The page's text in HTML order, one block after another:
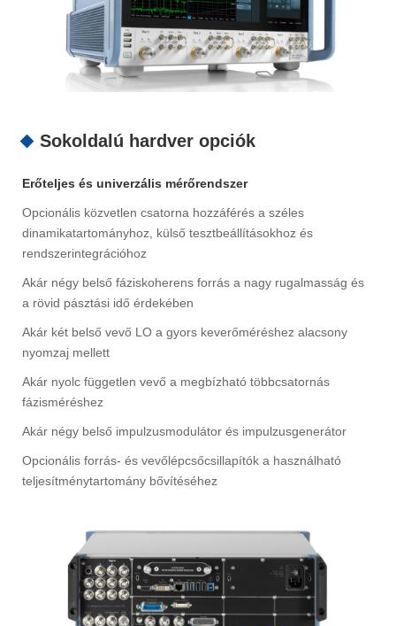
Sokoldalú hardver opciók
Erőteljes és univerzális mérőrendszer
Opcionális közvetlen csatorna hozzáférés a széles
dinamikatartományhoz, külső tesztbeállításokhoz és
rendszerintegrációhoz
Akár négy belső fáziskoherens forrás a nagy rugalmasság és
a rövid pásztási idő érdekében
Akár két belső vevő LO a gyors keverőméréshez alacsony
nyomzaj mellett
Akár nyolc független vevő a megbízható többcsatornás
fázisméréshez
Akár négy belső impulzusmodulátor és impulzusgenerátor
Opcionális forrás- és vevőlépcsőcsillapítók a használható
teljesítménytartomány bővítéséhez